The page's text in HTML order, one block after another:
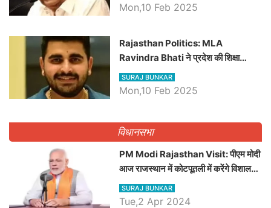
Mon,10 Feb 2025
Rajasthan Politics: MLA
Ravindra Bhati ने प्रदेश की शिक्षा
व्यवस्था पर उठाए सवाल, Madan
Dilawar पर हमला करते हुए गिनवाये खाली
SURAJ BUNKAR
Mon,10 Feb 2025
विधानसभा
PM Modi Rajasthan Visit: पीएम मोदी
आज राजस्थान में कोटपूतली में करेंगे विशाल
रैली, एक सभा से 8 सीटों पर साधेगें निशाना
SURAJ BUNKAR
Tue,2 Apr 2024